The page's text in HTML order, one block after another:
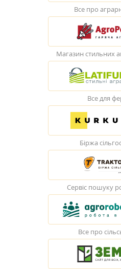
Все про
Магазин стильних
Все для
Біржа
Сервіс пошуку
Все про